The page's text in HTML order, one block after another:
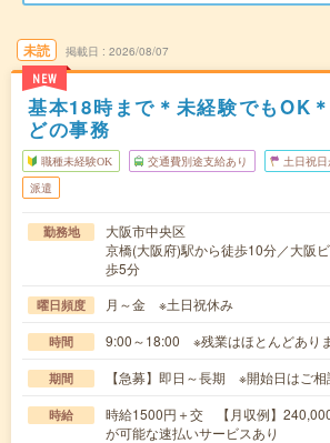
未読
NEW
掲載日 2026/08/07
基本18時まで＊未経験でもOK
どの事務
職種未経験OK 交通費別途支給あり 土日祝
派遣
勤務地
大阪市中央区
京橋(大阪府)駅から徒歩10分／大阪
歩5分
曜日頻度 月～金 ※土日祝休み
時間 9:00～18:00 ※残業はほとんどあり
期間 【急募】即日～長期 ※開始日はご相
時給
時給1500円＋交 【月収例】
が可能な速払いサービスあり